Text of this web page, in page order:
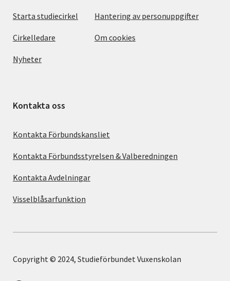
Starta studiecirkel
Cirkelledare
Nyheter
Hantering av personuppgifter
Om cookies
Kontakta oss
Kontakta Förbundskansliet
Kontakta Förbundsstyrelsen & Valberedningen
Kontakta Avdelningar
Visselblåsarfunktion
Copyright © 2024, Studieförbundet Vuxenskolan